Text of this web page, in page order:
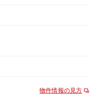
物件情報の見方